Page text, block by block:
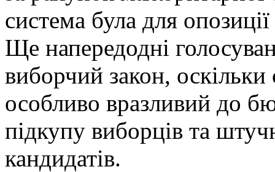
система була для
Ще напередодні
виборчий закон,
особливо вразливий до
підкупу виборців та
кандидатів.